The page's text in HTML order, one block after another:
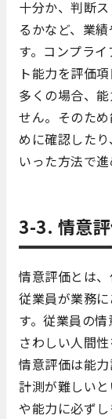
十分か、判断
るかなど、業
す。コンプラ
ト能力を評価
多くの場合、
せん。そのた
めに確認した
いった方法で進
3-3. 情意
情意評価とは、
従業員が業務
す。従業員の
さわしい人間
情意評価は能
計測が難しい
や能力に必ず